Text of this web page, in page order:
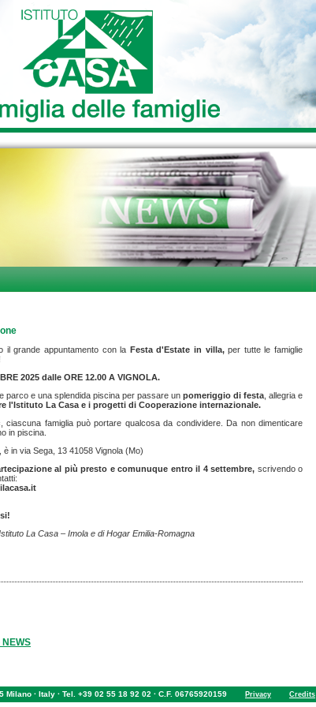
il grande appuntamento con la Festa d'Estate in villa,per tutte le famiglie
2025 dalle ORE 12.00 A VIGNOLA.
parco e una splendida piscina per passare un pomeriggio di festa , allegria e
l'Istituto La Casa e i progetti di Cooperazione internazionale.
ciascuna famiglia può portare qualcosa da condividere. Da non dimenticare
in piscina.
è in via Sega, 13 41058 Vignola (Mo)
al più presto e comunuque entro il 4 settembre, scrivendo o
La Casa – Imola e di Hogar Emilia-Romagna
· Italy · Tel. +39 02 55 18 92 02 · C.F. 06765920159 Privacy Credits